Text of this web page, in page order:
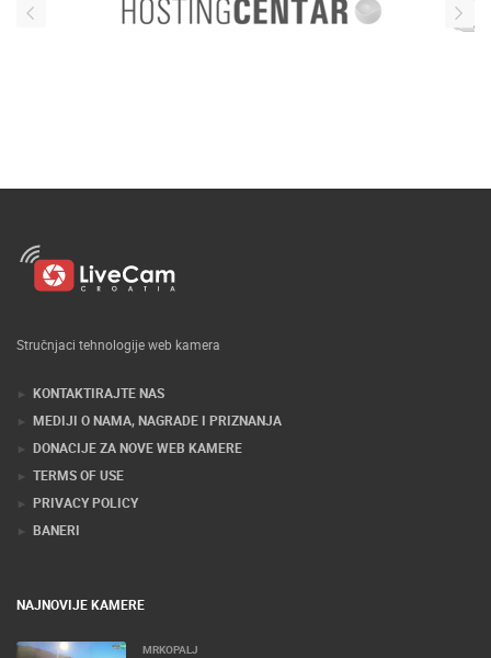
Stručnjaci tehnologije web kamera
KONTAKTIRAJTE NAS
MEDIJI O NAMA, NAGRADE I PRIZNANJA
DONACIJE ZA NOVE WEB KAMERE
TERMS OF USE
PRIVACY POLICY
BANERI
NAJNOVIJE KAMERE
MRKOPALJ